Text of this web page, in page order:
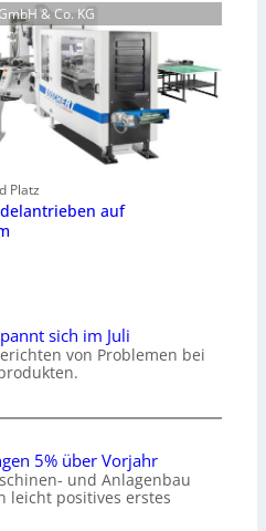
& Co. KG
Platz
auf
sich im Juli
von Problemen bei
5% über Vorjahr
und Anlagenbau
leicht positives erstes